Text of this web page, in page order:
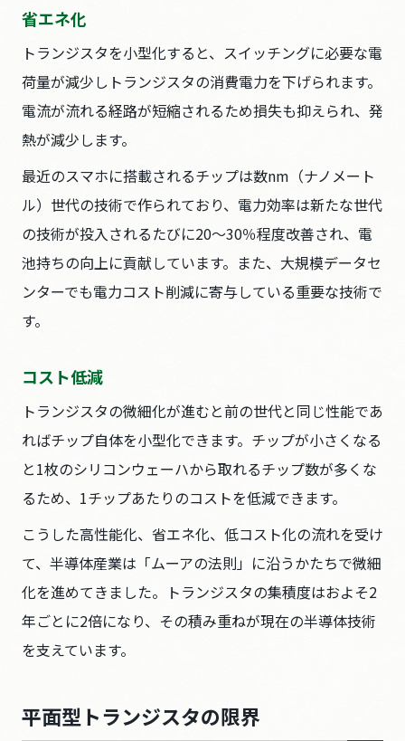
省エネ化
トランジスタを小型化すると、スイッチングに必要な電
荷量が減少しトランジスタの消費電力を下げられます。
電流が流れる経路が短縮されるため損失も抑えられ、発
熱が減少します。
最近のスマホに搭載されるチップは数nm（ナノメート
ル）世代の技術で作られており、電力効率は新たな世代
の技術が投入されるたびに20～30％程度改善され、電
池持ちの向上に貢献しています。また、大規模データセ
ンターでも電力コスト削減に寄与している重要な技術で
す。
コスト低減
トランジスタの微細化が進むと前の世代と同じ性能であ
ればチップ自体を小型化できます。チップが小さくなる
と1枚のシリコンウェーハから取れるチップ数が多くな
るため、1チップあたりのコストを低減できます。
こうした高性能化、省エネ化、低コスト化の流れを受け
て、半導体産業は「ムーアの法則」に沿うかたちで微細
化を進めてきました。トランジスタの集積度はおよそ2
年ごとに2倍になり、その積み重ねが現在の半導体技術
を支えています。
平面型トランジスタの限界